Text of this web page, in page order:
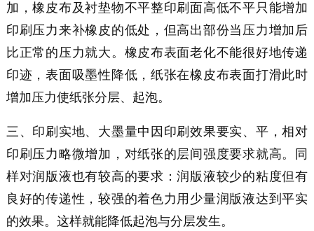
加，橡皮布及衬垫物不平整印刷面高低不平只能增加
印刷压力来补橡皮的低处，但高出部份当压力增加后
比正常的压力就大。橡皮布表面老化不能很好地传递
印迹，表面吸墨性降低，纸张在橡皮布表面打滑此时
增加压力使纸张分层、起泡。
三、印刷实地、大墨量中因印刷效果要实、平，相对
印刷压力略微增加，对纸张的层间强度要求就高。同
样对润版液也有较高的要求：润版液较少的粘度但有
良好的传递性，较强的着色力用少量润版液达到平实
的效果。这样就能降低起泡与分层发生。